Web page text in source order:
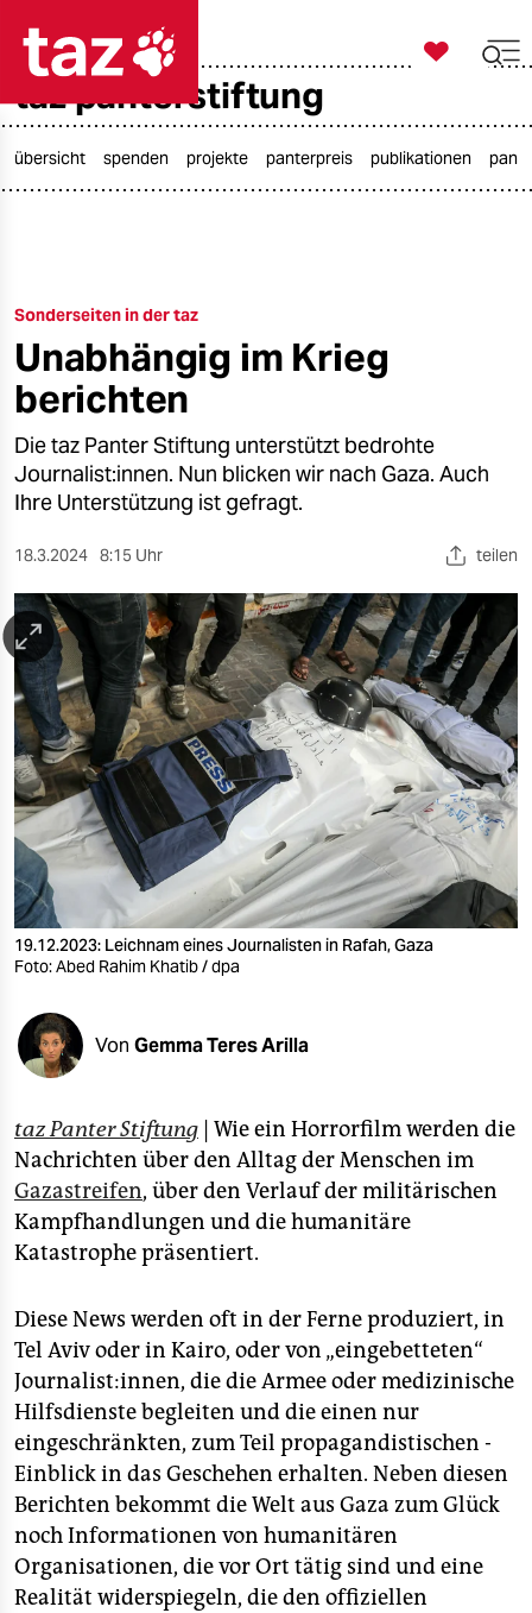
taz zahl ich
öko
gesellschaft
kultur
sport
nord
wahrheit
verlag
verlag
veranstaltungen
shop
fragen & hilfe
unterstützen
abo
genossenschaft
epaper login

taz zahl ich
taz panterstiftung
übersicht spenden projekte panterpreis publikationen
Sonderseiten in der taz
Unabhängig im Krieg
berichten
Die taz Panter Stiftung unterstützt bedrohte
Journalist:innen. Nun blicken wir nach Gaza. Auch
Ihre Unterstützung ist gefragt.
18.3.2024 8:15 Uhr teilen
19.12.2023: Leichnam eines Journalisten in Rafah, Gaza
Foto: Abed Rahim Khatib / dpa
Von Gemma Teres Arilla
taz Panter Stiftung | Wie ein Horrorfilm werden die
Nachrichten über den Alltag der Menschen im
Gazastreifen, über den Verlauf der militärischen
Kampfhandlungen und die humanitäre
Katastrophe präsentiert.
Diese News werden oft in der Ferne produziert, in
Tel Aviv oder in Kairo, oder von „eingebetteten“
Jour­na­lis­t:in­nen, die die Armee oder medizinische
Hilfsdienste begleiten und die einen nur
eingeschränkten, zum Teil propagandistischen ­
Einblick in das Geschehen erhalten. Neben diesen
Berichten bekommt die Welt aus Gaza zum Glück
noch Informationen von humanitären
Organisationen, die vor Ort tätig sind und eine
Realität widerspiegeln, die den offiziellen